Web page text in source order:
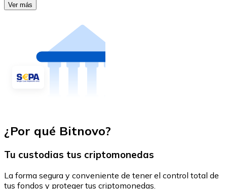
Ver más
¿Por qué Bitnovo?
Tu custodias tus criptomonedas
La forma segura y conveniente de tener el control total de
tus fondos y proteger tus criptomonedas.